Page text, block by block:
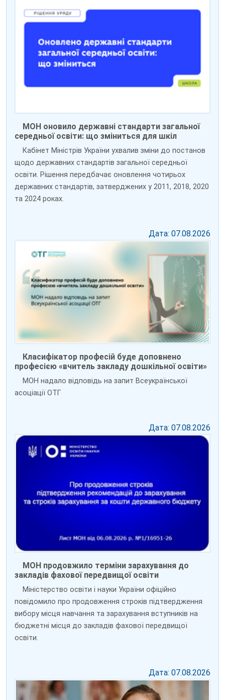
МОН оновило державні стандарти загальної
середньої освіти: що зміниться для шкіл
Кабінет Міністрів України ухвалив зміни до постанов
щодо державних стандартів загальної середньої
освіти. Рішення передбачає оновлення чотирьох
державних стандартів, затверджених у 2011, 2018, 2020
та 2024 роках.
Дата: 07.08.2026
Класифікатор професій буде доповнено
професією «вчитель закладу дошкільної освіти»
МОН надало відповідь на запит Всеукраїнської
асоціації ОТГ
Дата: 07.08.2026
МОН продовжило терміни зарахування до
закладів фахової передвищої освіти
Міністерство освіти і науки України офіційно
повідомило про продовження строків підтвердження
вибору місця навчання та зарахування вступників на
бюджетні місця до закладів фахової передвищої
освіти.
Дата: 07.08.2026